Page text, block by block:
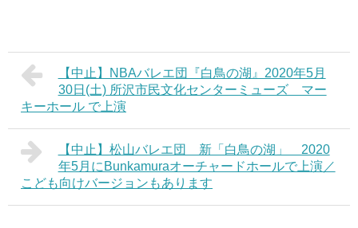
【中止】NBAバレエ団『白鳥の湖』2020年5月
30日(土) 所沢市民文化センターミューズ マー
キーホール で上演
【中止】松山バレエ団 新「白鳥の湖」 2020
年5月にBunkamuraオーチャードホールで上演／
こども向けバージョンもあります